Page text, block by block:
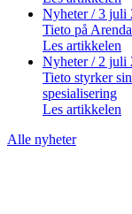
Nyheter/ 3 juli
Tieto på
Les artikkelen
Nyheter/ 2 juli
Tieto styrker
spesialisering
Les artikkelen
Alle nyheter